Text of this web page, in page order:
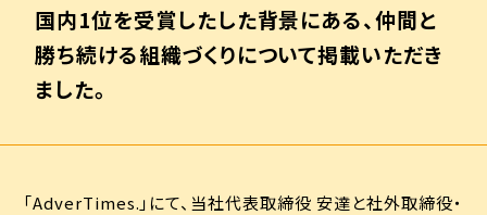
国内1位を受賞したした背景にある、仲間と
勝ち続ける組織づくりについて掲載いただき
ました。
「AdverTimes.」にて、当社代表取締役 安達と社外取締役・